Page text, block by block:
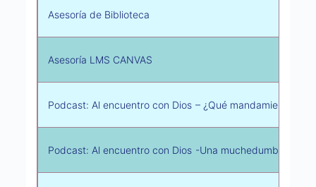
Asesoría de Biblioteca
Asesoría LMS CANVAS
Podcast: Al encuentro con Dios – ¿Qué mandamiento es
Podcast: Al encuentro con Dios -Una muchedumbre le